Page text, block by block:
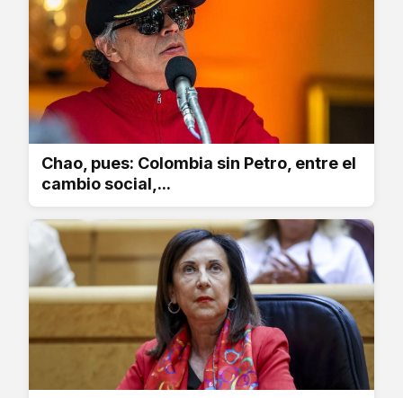
Chao, pues: Colombia sin Petro, entre el
cambio social,...